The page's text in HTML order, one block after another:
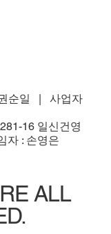
순일 | 사업자
16 일신건영
자 : 손영은
ALL